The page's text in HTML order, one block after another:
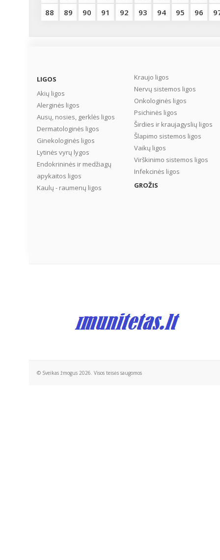
88
89 90 91 92 93 94 95 96
LIGOS
Akių ligos
Alerginės ligos
Ausų, nosies, gerklės ligos
Dermatologinės ligos
Ginekologinės ligos
Lytinės vyrų lygos
Endokrininės ir medžiagų
apykaitos ligos
Kaulų - raumenų ligos
Kraujo ligos
Nervų sistemos ligos
Onkologinės ligos
Psichinės ligos
Širdies ir kraujagyslių ligos
Šlapimo sistemos ligos
Vaikų ligos
Virškinimo sistemos ligos
Infekcinės ligos
GROŽIS
© Sveikas žmogus 2026. Visos teisės saugomos